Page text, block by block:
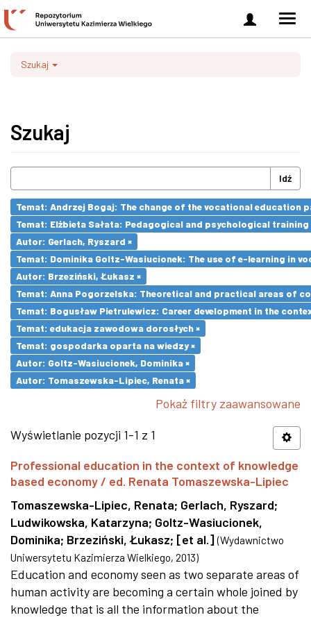
Zaloguj
się
Szukaj
Szukaj
Idź
Temat: Andrzej Bogaj: The change of the vocational education
Temat: Elżbieta Sałata: Pedagogical and psychological
Autor: Gerlach, Ryszard ×
Temat: Dominika Goltz-Wasiucionek: The use of e-learning in
Autor: Brzeziński, Łukasz ×
Temat: Anna Pogorzelska: Theoretical and practical areas of
Temat: Bogusław Pietrulewicz: Career development in the
Temat: edukacja zawodowa dorosłych ×
Temat: gospodarka oparta na wiedzy ×
Autor: Goltz-Wasiucionek, Dominika ×
Autor: Tomaszewska-Lipiec, Renata ×
Pokaż filtry zaawansowane
Wyświetlanie pozycji 1-1 z 1
Professional education in the context of knowledge
based economy / ed. Renata Tomaszewska-Lipiec
Tomaszewska-Lipiec, Renata; Gerlach, Ryszard;
Ludwikowska, Katarzyna; Goltz-Wasiucionek,
Dominika; Brzeziński, Łukasz; [et al.] (Wydawnictwo
Uniwersytetu Kazimierza Wielkiego, 2013)
Education and economy seen as two separate areas of
human activity are becoming a certain whole joined by
knowledge that is all the information about the